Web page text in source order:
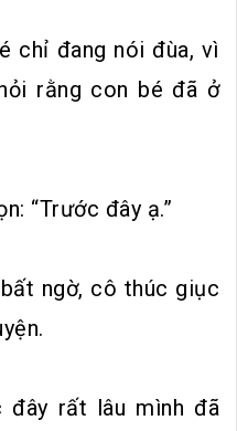
chỉ đang nói đùa, vì
rằng con bé đã ở
“Trước đây ạ.”
ngờ, cô thúc giục
rất lâu mình đã